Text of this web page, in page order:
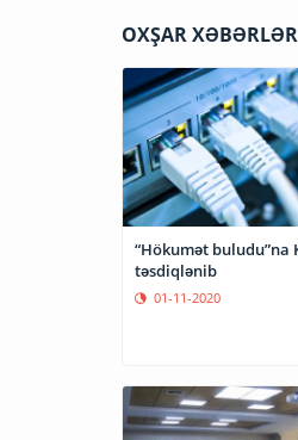
OXŞAR XƏBƏRLƏR
“Hökumət buludu”na
təsdiqlənib
01-11-2020